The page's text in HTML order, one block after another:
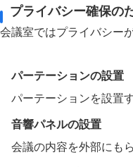
プライバシー確保の
会議室ではプライバシー
パーテーションの設置
パーテーションを設置
音響パネルの設置
会議の内容を外部にも